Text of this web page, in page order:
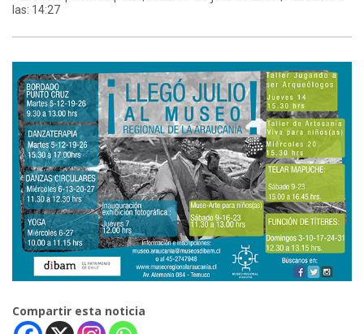
las: 14:27
Compartir esta noticia